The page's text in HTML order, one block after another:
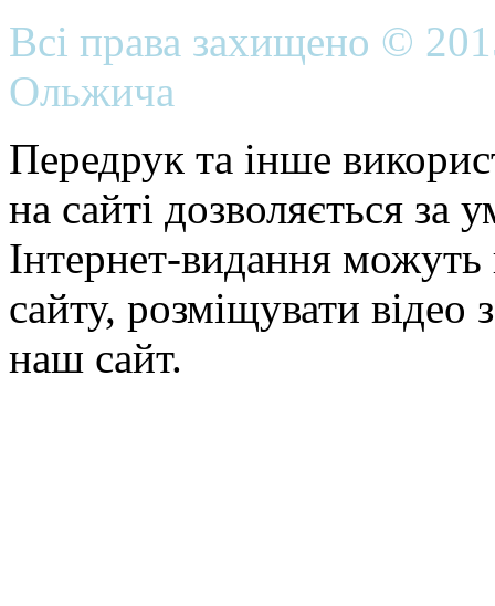
Всі права захищено ©
Ольжича
Передрук та інше
на сайті дозволяється
Інтернет-видання можуть
сайту, розміщувати відео
наш сайт.